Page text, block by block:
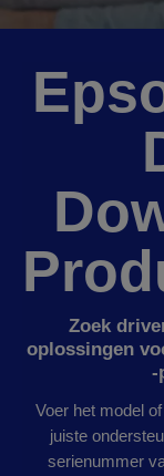
Zoek
oplossingen
-
Voer het model
juiste
serienummer